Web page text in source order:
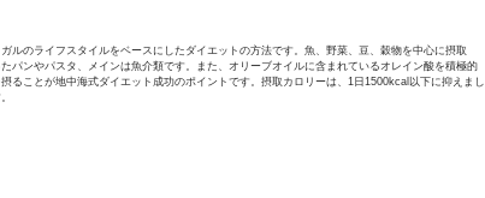
ルのライフスタイルをベースにしたダイエットの方法です。魚、野菜、豆、穀物を中心に摂取
パンやパスタ、メインは魚介類です。また、オリーブオイルに含まれているオレイン酸を積極的
ることが地中海式ダイエット成功のポイントです。摂取カロリーは、1日1500kcal以下に抑えまし